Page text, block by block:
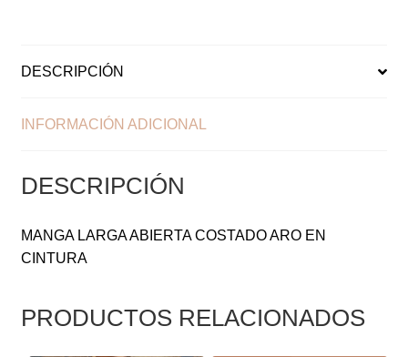
DESCRIPCIÓN
INFORMACIÓN ADICIONAL
DESCRIPCIÓN
MANGA LARGA ABIERTA COSTADO ARO EN
CINTURA
PRODUCTOS RELACIONADOS